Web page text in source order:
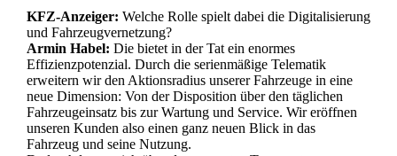
KFZ-Anzeiger: Welche Rolle spielt dabei die Digitalisierung
und Fahrzeugvernetzung?
Armin Habel: Die bietet in der Tat ein enormes
Effizienzpotenzial. Durch die serienmäßige Telematik
erweitern wir den Aktionsradius unserer Fahrzeuge in eine
neue Dimension: Von der Disposition über den täglichen
Fahrzeugeinsatz bis zur Wartung und Service. Wir eröffnen
unseren Kunden also einen ganz neuen Blick in das
Fahrzeug und seine Nutzung.